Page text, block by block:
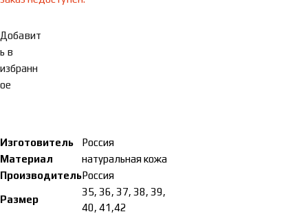
Добавит
ь в
избранн
ое
Изготовитель
Россия
Материал
натуральная кожа
ПроизводительРоссия
Размер
35, 36, 37, 38, 39,
40, 41,42